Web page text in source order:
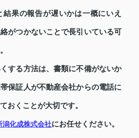
結果の報告が遅いかは一概にいえ
がつかないことで長引いている可
する方法は、書類に不備がないか
保証人が不動産会社からの電話に
おくことが大切です。
潟化成株式会社にお任せください。